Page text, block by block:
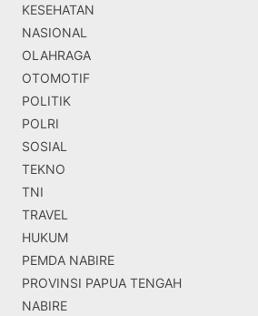
KESEHATAN
NASIONAL
OLAHRAGA
OTOMOTIF
POLITIK
POLRI
SOSIAL
TEKNO
TNI
TRAVEL
HUKUM
PEMDA NABIRE
PROVINSI PAPUA TENGAH
NABIRE